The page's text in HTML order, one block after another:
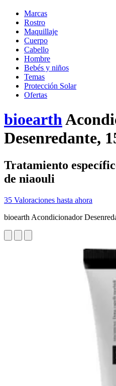
Marcas
Rostro
Maquillaje
Cuerpo
Cabello
Hombre
Bebés y niños
Temas
Protección Solar
Ofertas
bioearth
Desenredante,
Tratamiento
de niaouli
35 Valoraciones hasta ahora
bioearth Acondicionador